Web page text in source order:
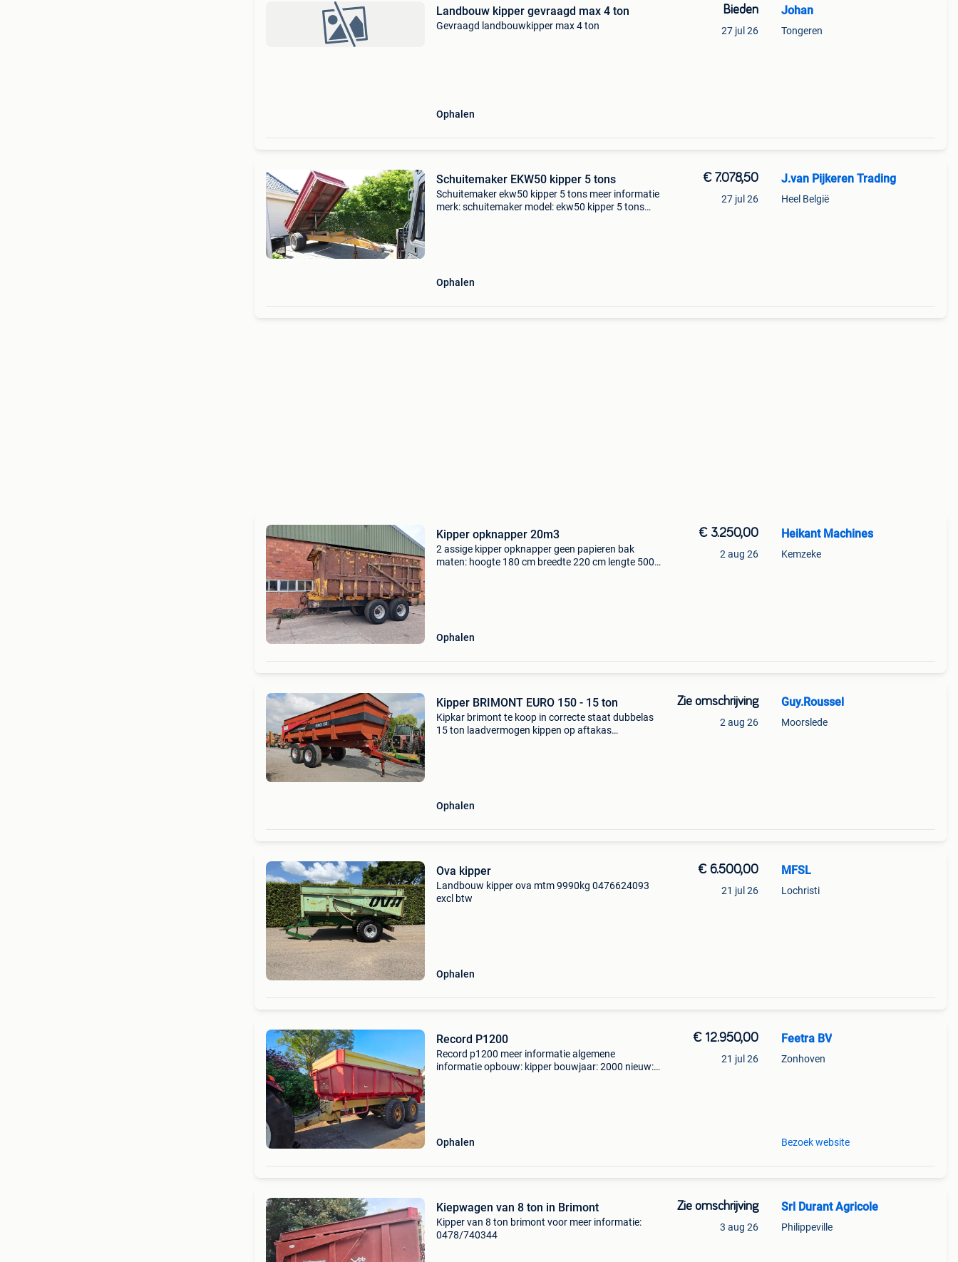
Landbouw kipper gevraagd max 4 ton
Gevraagd landbouwkipper max 4 ton
Ophalen
Bieden
27 jul 26
Johan
Tongeren
Schuitemaker EKW50 kipper 5 tons
Schuitemaker ekw50 kipper 5 tons meer informatie
merk: schuitemaker model: ekw50 kipper 5 tons
Ophalen
€ 7.078,50
27 jul 26
J.van Pijkeren Trading
Heel België
Kipper opknapper 20m3
2 assige kipper opknapper geen papieren bak
maten: hoogte 180 cm breedte 220 cm lengte 500
Ophalen
€ 3.250,00
2 aug 26
Heikant Machines
Kemzeke
Kipper BRIMONT EURO 150 - 15 ton
Kipkar brimont te koop in correcte staat dubbelas
15 ton laadvermogen kippen op aftakas
Ophalen
Zie omschrijving
2 aug 26
Guy.Roussel
Moorslede
Ova kipper
Landbouw kipper ova mtm 9990kg 0476624093
excl btw
Ophalen
€ 6.500,00
21 jul 26
MFSL
Lochristi
Record P1200
Record p1200 meer informatie algemene
informatie opbouw: kipper bouwjaar: 2000 nieuw:
Ophalen
€ 12.950,00
21 jul 26
Feetra BV
Zonhoven
Bezoek website
Kiepwagen van 8 ton in Brimont
Kipper van 8 ton brimont voor meer informatie:
0478/740344
Zie omschrijving
3 aug 26
Srl Durant Agricole
Philippeville